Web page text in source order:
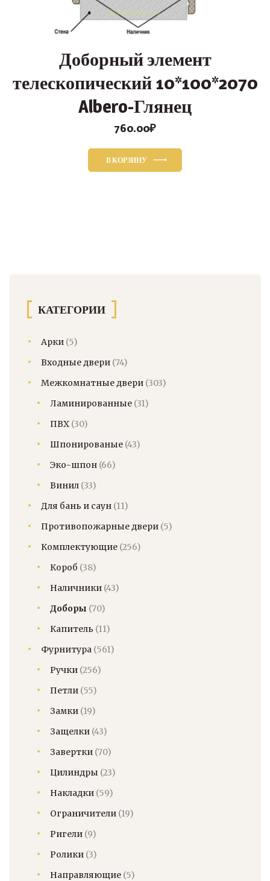
Доборный элемент
телескопический 10*100*2070
Albero-Глянец
760.00₽
В КОРЗИНУ
КАТЕГОРИИ
Арки (5)
Входные двери (74)
Межкомнатные двери (303)
Ламинированные (31)
ПВХ (30)
Шпонированые (43)
Эко-шпон (66)
Винил (33)
Для бань и саун (11)
Противопожарные двери (5)
Комплектующие (256)
Короб (38)
Наличники (43)
Доборы (70)
Капитель (11)
Фурнитура (561)
Ручки (256)
Петли (55)
Замки (19)
Защелки (43)
Завертки (70)
Цилиндры (23)
Накладки (59)
Ограничители (19)
Ригели (9)
Ролики (3)
Направляющие (5)